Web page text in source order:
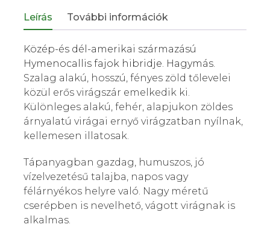
Leírás További információk
Közép-és dél-amerikai származású
Hymenocallis fajok hibridje. Hagymás.
Szalag alakú, hosszú, fényes zöld tőlevelei
közül erős virágszár emelkedik ki.
Különleges alakú, fehér, alapjukon zöldes
árnyalatú virágai ernyő virágzatban nyílnak,
kellemesen illatosak.
Tápanyagban gazdag, humuszos, jó
vízelvezetésű talajba, napos vagy
félárnyékos helyre való. Nagy méretű
cserépben is nevelhető, vágott virágnak is
alkalmas.